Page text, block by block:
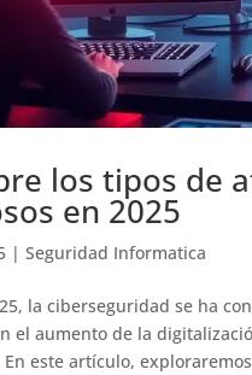
los tipos de
en 2025
|Seguridad Informatica
la ciberseguridad se ha
el aumento de la
este artículo,